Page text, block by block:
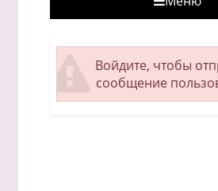
Войдите, чтобы
сообщение